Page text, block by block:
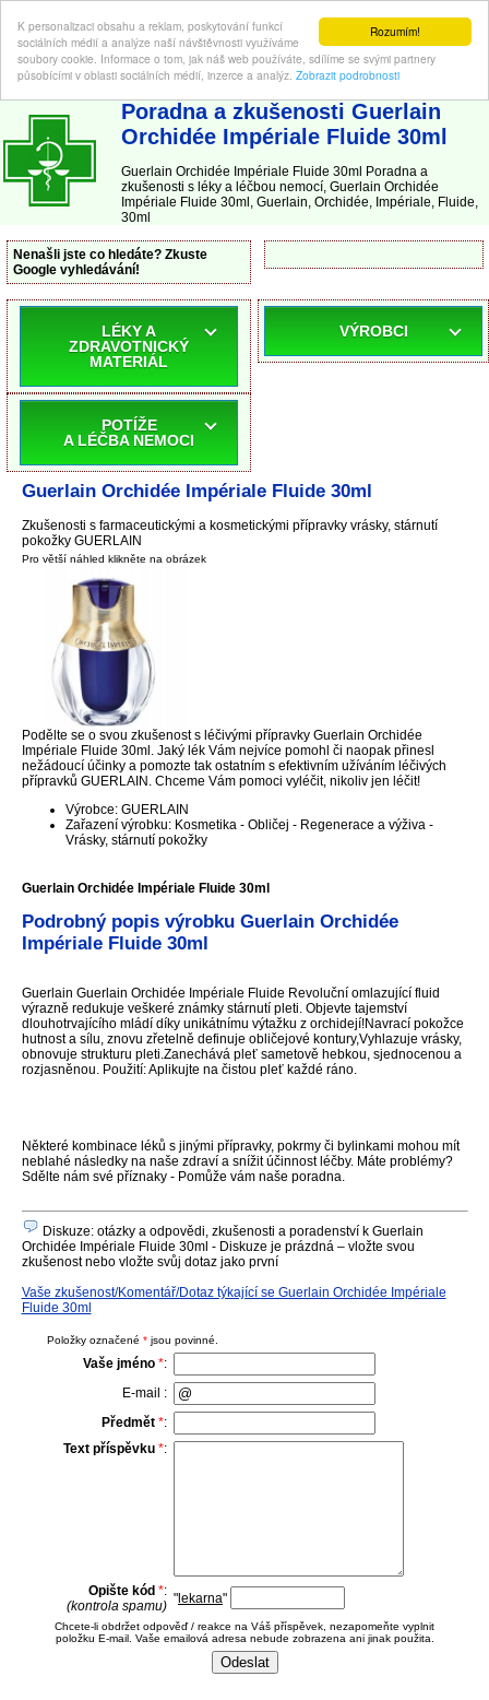
Rozumím!
K personalizaci obsahu a reklam, poskytování funkcí
sociálních médií a analýze naší návštěvnosti využíváme
soubory cookie. Informace o tom, jak náš web používáte, sdílíme se svými partnery
působícími v oblasti sociálních médií, inzerce a analýz. Zobrazit podrobnosti
ABC-LEKARNA.cz | Poradna a zkušenosti s léky a léčbou nemocí
Poradna a zkušenosti Guerlain
Orchidée Impériale Fluide 30ml
Guerlain Orchidée Impériale Fluide 30ml Poradna a
zkušenosti s léky a léčbou nemocí, Guerlain Orchidée
Impériale Fluide 30ml, Guerlain, Orchidée, Impériale, Fluide,
30ml
Nenašli jste co hledáte? Zkuste
Google vyhledávání!
LÉKY A
ZDRAVOTNICKÝ
MATERIÁL
POTÍŽE
A LÉČBA NEMOCI
VÝROBCI
Guerlain Orchidée Impériale Fluide 30ml
Zkušenosti s farmaceutickými a kosmetickými přípravky vrásky, stárnutí
pokožky GUERLAIN
Pro větší náhled klikněte na obrázek
Podělte se o svou zkušenost s léčivými přípravky Guerlain Orchidée
Impériale Fluide 30ml. Jaký lék Vám nejvíce pomohl či naopak přinesl
nežádoucí účinky a pomozte tak ostatním s efektivním užíváním léčivých
přípravků GUERLAIN. Chceme Vám pomoci vyléčit, nikoliv jen léčit!
Výrobce: GUERLAIN
Zařazení výrobku: Kosmetika - Obličej - Regenerace a výživa -
Vrásky, stárnutí pokožky
Guerlain Orchidée Impériale Fluide 30ml
Podrobný popis výrobku Guerlain Orchidée
Impériale Fluide 30ml
Guerlain Guerlain Orchidée Impériale Fluide Revoluční omlazující fluid
výrazně redukuje veškeré známky stárnutí pleti. Objevte tajemství
dlouhotrvajícího mládí díky unikátnímu výtažku z orchidejí!Navrací pokožce
hutnost a sílu, znovu zřetelně definuje obličejové kontury,Vyhlazuje vrásky,
obnovuje strukturu pleti.Zanechává pleť sametově hebkou, sjednocenou a
rozjasněnou. Použití: Aplikujte na čistou pleť každé ráno.
Některé kombinace léků s jinými přípravky, pokrmy či bylinkami mohou mít
neblahé následky na naše zdraví a snížit účinnost léčby. Máte problémy?
Sdělte nám své příznaky - Pomůže vám naše poradna.
Diskuze: otázky a odpovědi, zkušenosti a poradenství k Guerlain
Orchidée Impériale Fluide 30ml - Diskuze je prázdná – vložte svou
zkušenost nebo vložte svůj dotaz jako první
Vaše zkušenost/Komentář/Dotaz týkající se Guerlain Orchidée Impériale
Fluide 30ml
Položky označené * jsou povinné.
Vaše jméno *:
E-mail :
Předmět *:
Text příspěvku *:
Opište kód *:
(kontrola spamu) " lekarna"
Chcete-li obdržet odpověď / reakce na Váš příspěvek, nezapomeňte vyplnit
položku E-mail. Vaše emailová adresa nebude zobrazena ani jinak použita.